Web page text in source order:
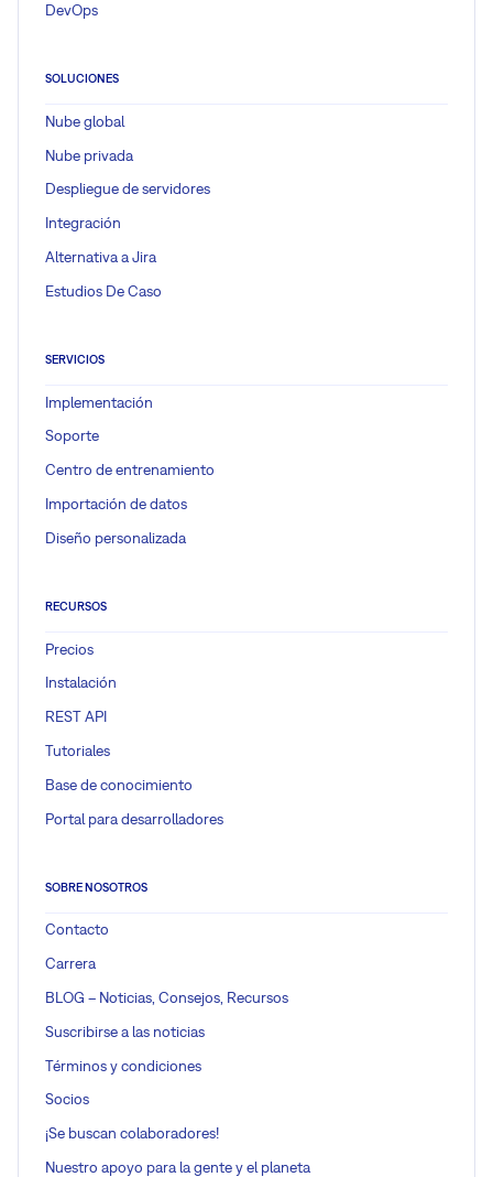
DevOps
SOLUCIONES
Nube global
Nube privada
Despliegue de servidores
Integración
Alternativa a Jira
Estudios De Caso
SERVICIOS
Implementación
Soporte
Centro de entrenamiento
Importación de datos
Diseño personalizada
RECURSOS
Precios
Instalación
REST API
Tutoriales
Base de conocimiento
Portal para desarrolladores
SOBRE NOSOTROS
Contacto
Carrera
BLOG – Noticias, Consejos, Recursos
Suscribirse a las noticias
Términos y condiciones
Socios
¡Se buscan colaboradores!
Nuestro apoyo para la gente y el planeta